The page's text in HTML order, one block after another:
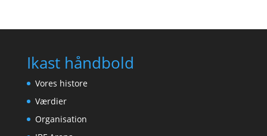
Ikast håndbold
Vores histore
Værdier
Organisation